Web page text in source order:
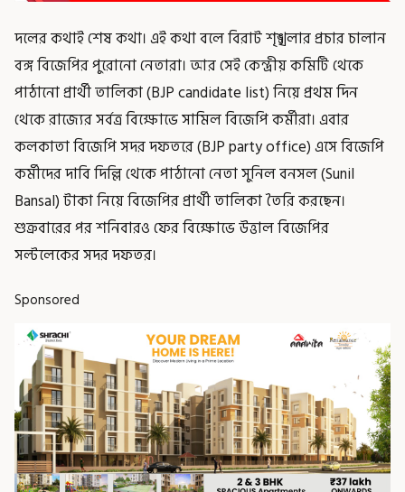
দলের কথাই শেষ কথা। এই কথা বলে বিরাট শৃঙ্খলার প্রচার চালান
বঙ্গ বিজেপির পুরোনো নেতারা। আর সেই কেন্দ্রীয় কমিটি থেকে
পাঠানো প্রার্থী তালিকা (BJP candidate list) নিয়ে প্রথম দিন
থেকে রাজ্যের সর্বত্র বিক্ষোভে সামিল বিজেপি কর্মীরা। এবার
কলকাতা বিজেপি সদর দফতরে (BJP party office) এসে বিজেপি
কর্মীদের দাবি দিল্লি থেকে পাঠানো নেতা সুনিল বনসল (Sunil
Bansal) টাকা নিয়ে বিজেপির প্রার্থী তালিকা তৈরি করছেন।
শুক্রবারের পর শনিবারও ফের বিক্ষোভে উত্তাল বিজেপির
সল্টলেকের সদর দফতর।
Sponsored